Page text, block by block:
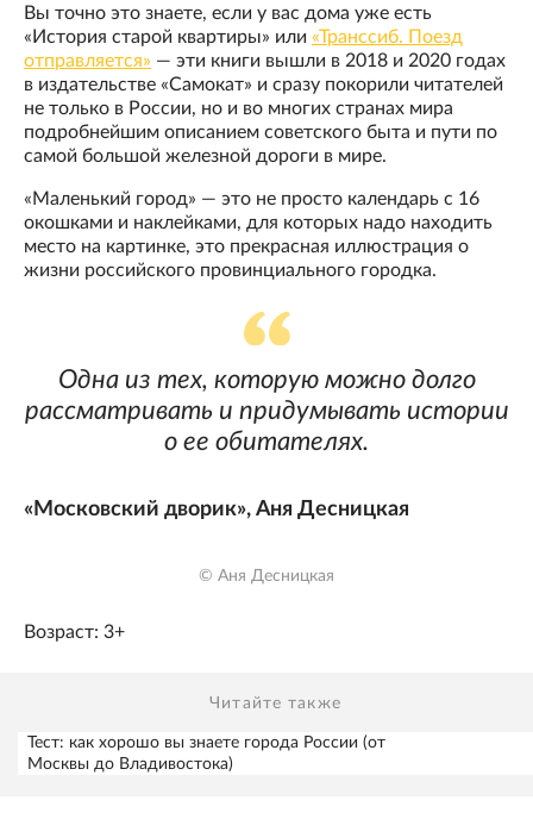
Вы точно это знаете, если у вас дома уже есть
«История старой квартиры» или «Транссиб. Поезд
отправляется» — эти книги вышли в 2018 и 2020 годах
в издательстве «Самокат» и сразу покорили читателей
не только в России, но и во многих странах мира
подробнейшим описанием советского быта и пути по
самой большой железной дороги в мире.
«Маленький город» — это не просто календарь с 16
окошками и наклейками, для которых надо находить
место на картинке, это прекрасная иллюстрация о
жизни российского провинциального городка.
Одна из тех, которую можно долго
рассматривать и придумывать истории
о ее обитателях.
«Московский дворик», Аня Десницкая
© Аня Десницкая
Возраст: 3+
Читайте также
Тест: как хорошо вы знаете города России (от
Москвы до Владивостока)